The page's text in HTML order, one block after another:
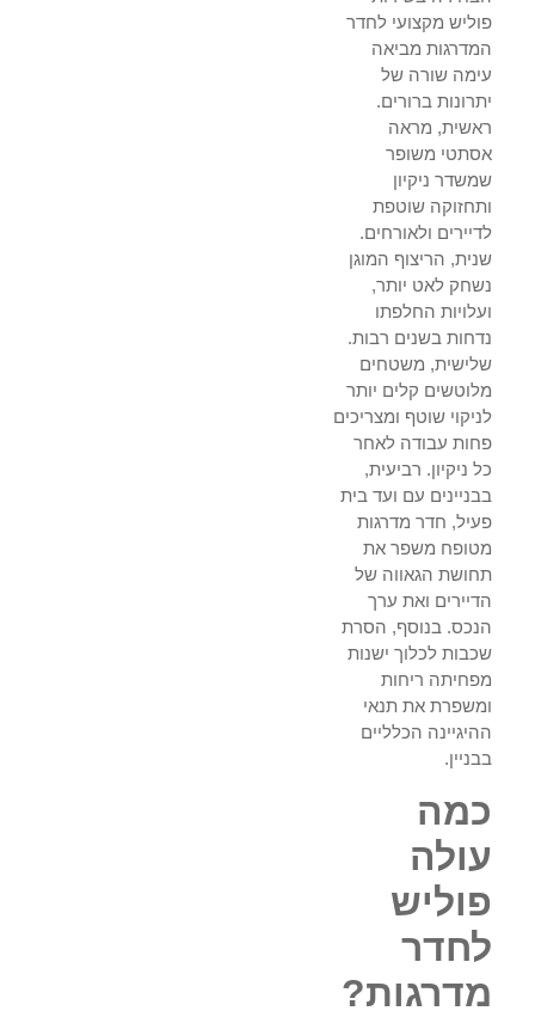
פוליש מקצועי לחדר
המדרגות מביאה
עימה שורה של
יתרונות ברורים.
ראשית, מראה
אסתטי משופר
שמשדר ניקיון
ותחזוקה שוטפת
לדיירים ולאורחים.
שנית, הריצוף המוגן
נשחק לאט יותר,
ועלויות החלפתו
נדחות בשנים רבות.
שלישית, משטחים
מלוטשים קלים יותר
לניקוי שוטף ומצריכים
פחות עבודה לאחר
כל ניקיון. רביעית,
בבניינים עם ועד בית
פעיל, חדר מדרגות
מטופח משפר את
תחושת הגאווה של
הדיירים ואת ערך
הנכס. בנוסף, הסרת
שכבות לכלוך ישנות
מפחיתה ריחות
ומשפרת את תנאי
ההיגיינה הכלליים
בבניין.
כמה
עולה
פוליש
לחדר
מדרגות?